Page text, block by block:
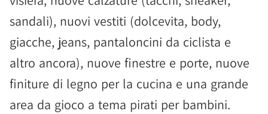
sandali), nuovi vestiti (dolcevita, body,
giacche, jeans, pantaloncini da ciclista e
altro ancora), nuove finestre e porte, nuove
finiture di legno per la cucina e una grande
area da gioco a tema pirati per bambini.